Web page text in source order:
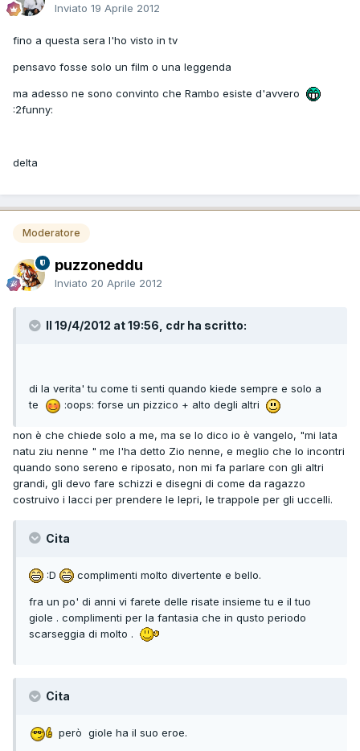
Inviato 19 Aprile 2012
fino a questa sera l'ho visto in tv
pensavo fosse solo un film o una leggenda
ma adesso ne sono convinto che Rambo esiste d'avvero
:2funny:
delta
Moderatore
puzzoneddu
Inviato 20 Aprile 2012
Il 19/4/2012 at 19:56, cdr ha scritto:
di la verita' tu come ti senti quando kiede sempre e solo a
te
:oops: forse un pizzico + alto degli altri
non è che chiede solo a me, ma se lo dico io è vangelo, "mi lata
natu ziu nenne " me l'ha detto Zio nenne, e meglio che lo incontri
quando sono sereno e riposato, non mi fa parlare con gli altri
grandi, gli devo fare schizzi e disegni di come da ragazzo
costruivo i lacci per prendere le lepri, le trappole per gli uccelli.
Cita
:D complimenti molto divertente e bello.
fra un po' di anni vi farete delle risate insieme tu e il tuo
giole . complimenti per la fantasia che in qusto periodo
scarseggia di molto .
Cita
però giole ha il suo eroe.